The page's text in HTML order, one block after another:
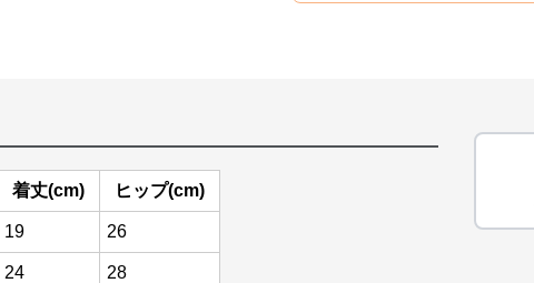
着丈(cm) ヒップ(cm)
19 26
24 28